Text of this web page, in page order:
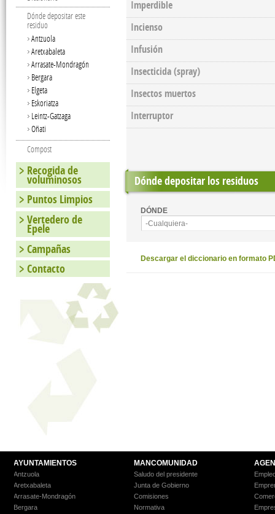
Imperdible
Incienso
Infusión
Insecticida (spray)
Insectos muertos
Interruptor
Dónde depositar los residuos
DÓNDE
-Cualquiera-
Descargar el diccionario en formato
Dónde depositar este
residuo
Antzuola
Aretxabaleta
Arrasate-Mondragón
Bergara
Elgeta
Eskoriatza
Leintz-Gatzaga
Oñati
Compost
Recogida de
voluminosos
Puntos Limpios
Vertedero de
Epele
Campañas
Contacto
AYUNTAMIENTOS
Antzuola
Aretxabaleta
Arrasate-Mondragón
Bergara
MANCOMUNIDAD
Saludo del presidente
Junta de Gobierno
Comisiones
Normativa